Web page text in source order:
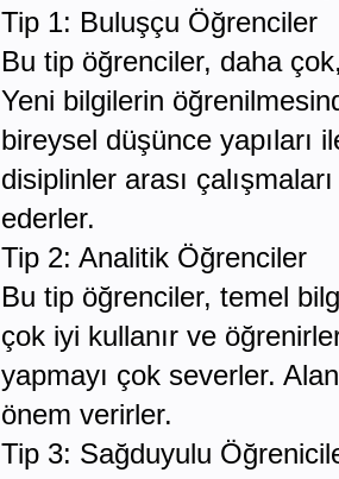
Tip 1: Buluşçu Öğrenciler
Bu tip öğrenciler, daha
Yeni bilgilerin
bireysel düşünce yapıları
disiplinler arası
ederler.
Tip 2: Analitik Öğrenciler
Bu tip öğrenciler, temel
çok iyi kullanır ve
yapmayı çok severler.
önem verirler.
Tip 3: Sağduyulu